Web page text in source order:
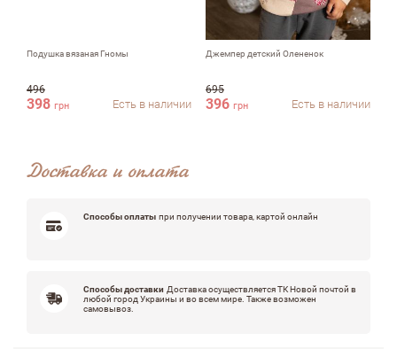
Подушка вязаная Гномы
496
398 грн Есть в наличии
Джемпер детский Олененок
695
396 грн Есть в наличии
Доставка и оплата
Способы оплаты при получении товара, картой онлайн
Способы доставки Доставка осуществляется ТК Новой почтой в
любой город Украины и во всем мире. Также возможен
самовывоз.
Достоинства
Недостатки